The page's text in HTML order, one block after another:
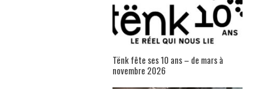
Tënk fête ses 10 ans – de mars à
novembre 2026